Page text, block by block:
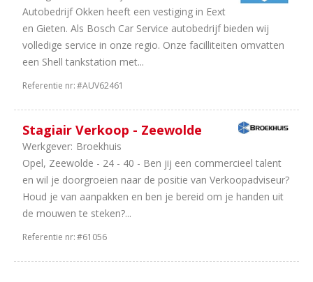
Autobedrijf Okken heeft een vestiging in Eext
en Gieten. Als Bosch Car Service autobedrijf bieden wij
volledige service in onze regio. Onze facilliteiten omvatten
een Shell tankstation met...
Referentie nr:#AUV62461
Stagiair Verkoop - Zeewolde
Werkgever: Broekhuis
Opel, Zeewolde - 24 - 40 - Ben jij een commercieel talent
en wil je doorgroeien naar de positie van Verkoopadviseur?
Houd je van aanpakken en ben je bereid om je handen uit
de mouwen te steken?...
Referentie nr:#61056